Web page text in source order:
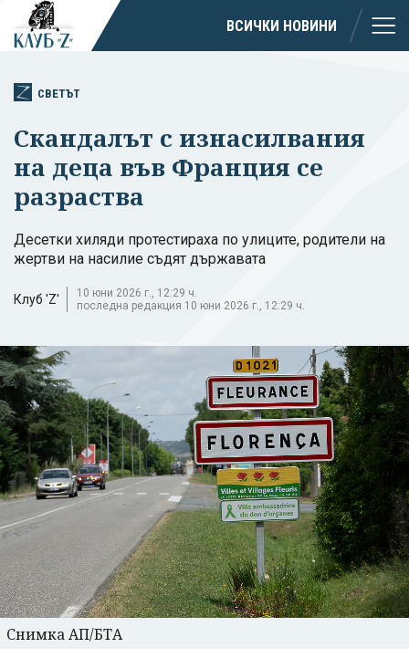
ВСИЧКИ НОВИНИ
СВЕТЪТ
Скандалът с изнасилвания
на деца във Франция се
разраства
Десетки хиляди протестираха по улиците, родители на
жертви на насилие съдят държавата
Клуб 'Z'
10 юни 2026 г., 12:29 ч.
последна редакция 10 юни 2026 г., 12:29 ч.
Снимка АП/БТА